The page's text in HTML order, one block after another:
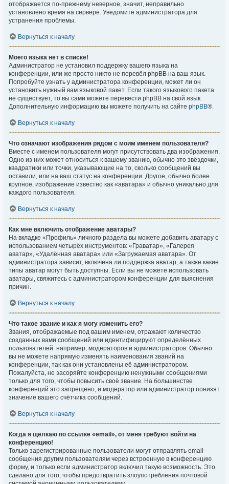
отображается по-прежнему неверное, значит, неправильно
установлено время на сервере. Уведомите администратора для
устранения проблемы.
Вернуться к началу
Моего языка нет в списке!
Администратор не установил поддержку вашего языка на
конференции, или же просто никто не перевёл phpBB на ваш язык.
Попробуйте узнать у администратора конференции, может ли он
установить нужный вам языковой пакет. Если такого языкового пакета
не существует, то вы сами можете перевести phpBB на свой язык.
Дополнительную информацию вы можете получить на сайте phpBB®.
Вернуться к началу
Что означают изображения рядом с моим именем пользователя?
Вместе с именем пользователя могут присутствовать два изображения.
Одно из них может относиться к вашему званию, обычно это звёздочки,
квадратики или точки, указывающие на то, сколько сообщений вы
оставили, или на ваш статус на конференции. Другое, обычно более
крупное, изображение известно как «аватара» и обычно уникально для
каждого пользователя.
Вернуться к началу
Как мне включить отображение аватары?
На вкладке «Профиль» личного раздела вы можете добавить аватару с
использованием четырёх инструментов: «Граватар», «Галерея
аватар», «Удалённая аватара» или «Загружаемая аватара». От
администратора зависит, включена ли поддержка аватар, а также какие
типы аватар могут быть доступны. Если вы не можете использовать
аватары, свяжитесь с администратором конференции для выяснения
причин.
Вернуться к началу
Что такое звание и как я могу изменить его?
Звания, отображаемые под вашим именем, отражают количество
созданных вами сообщений или идентифицируют определённых
пользователей: например, модераторов и администраторов. Обычно
вы не можете напрямую изменять наименования званий на
конференции, так как они установлены её администратором.
Пожалуйста, не засоряйте конференцию ненужными сообщениями
только для того, чтобы повысить своё звание. На большинстве
конференций это запрещено, и модератор или администратор понизят
значение вашего счётчика сообщений.
Вернуться к началу
Когда я щёлкаю по ссылке «email», от меня требуют войти на
конференцию!
Только зарегистрированные пользователи могут отправлять email-
сообщения другим пользователям через встроенную в конференцию
форму, и только если администратор включил такую возможность. Это
сделано для того, чтобы предотвратить злоупотребления почтовой